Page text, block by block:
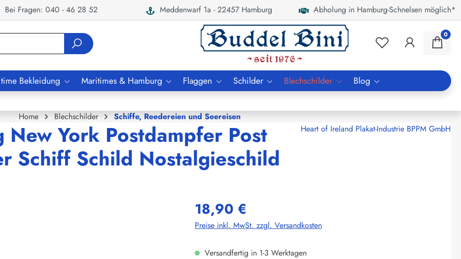
Bei Fragen: 040 - 46 28 52 Meddenwarf 1a - 22457 Hamburg Abholung in Hamburg-Schnelsen möglich*
0
Bekleidung Maritimes & Hamburg Flaggen Schilder Blechschilder Blog
Home Blechschilder Schiffe, Reedereien und Seereisen
York Postdampfer Post
Schiff Schild Nostalgieschild
Heart of Ireland Plakat-Industrie BPPM GmbH
18,90 €
Preise inkl. MwSt. zzgl. Versandkosten
Versandfertig in 1-3 Werktagen